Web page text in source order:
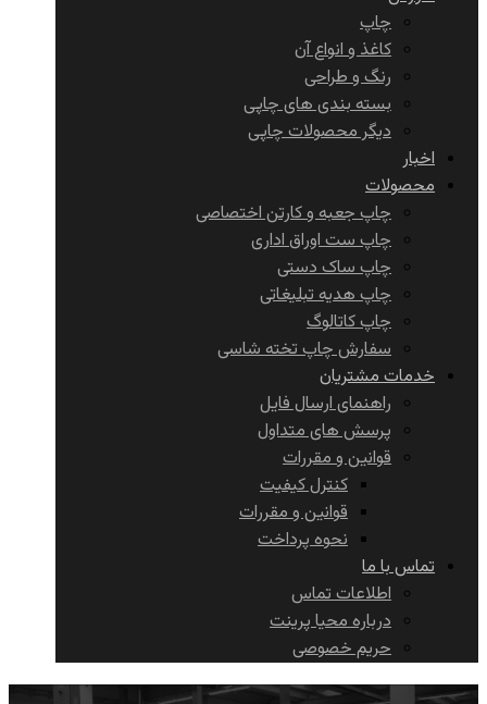
چاپ
کاغذ و انواع آن
رنگ و طراحی
بسته بندی های چاپی
دیگر محصولات چاپی
اخبار
محصولات
چاپ جعبه و کارتن اختصاصی
چاپ ست اوراق اداری
چاپ ساک دستی
چاپ هدیه تبلیغاتی
چاپ کاتالوگ
سفارش چاپ تخته شاسی
خدمات مشتریان
راهنمای ارسال فایل
پرسش های متداول
قوانین و مقررات
کنترل کیفیت
قوانین و مقررات
نحوه پرداخت
تماس با ما
اطلاعات تماس
درباره محیا پرینت
حریم خصوصی